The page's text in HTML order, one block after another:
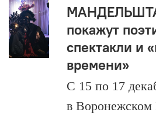
покажут
спектакли и
времени»
С 15 по 17
в Воронежском